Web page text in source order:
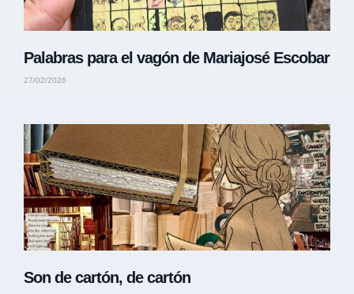
Palabras para el vagón de Mariajosé Escobar
27/02/2026
Son de cartón, de cartón